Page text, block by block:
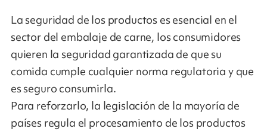
La seguridad de los productos es esencial en el
sector del embalaje de carne, los consumidores
quieren la seguridad garantizada de que su
comida cumple cualquier norma regulatoria y que
es seguro consumirla.
Para reforzarlo, la legislación de la mayoría de
países regula el procesamiento de los productos